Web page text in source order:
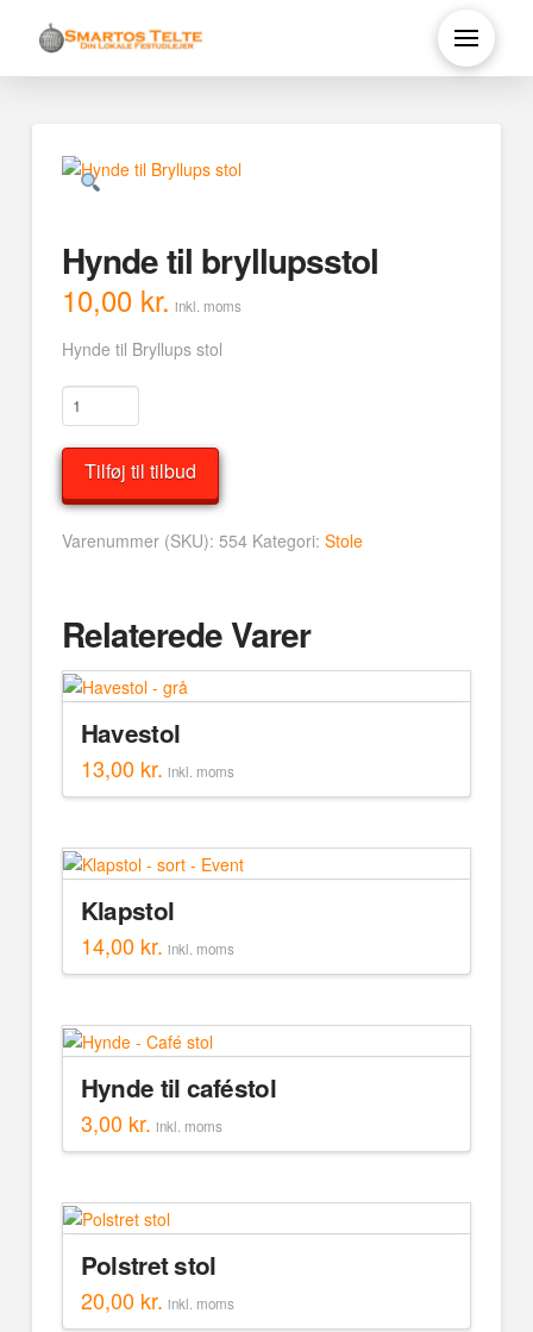
Hynde til bryllupsstol
10,00 kr. inkl. moms
Hynde til Bryllups stol
Hynde
til
bryllupsstol
antalTilføj til tilbud
Varenummer (SKU): 554 Kategori: Stole
Relaterede Varer
Havestol
13,00 kr. inkl. moms
Klapstol
14,00 kr. inkl. moms
Hynde til caféstol
3,00 kr. inkl. moms
Polstret stol
20,00 kr. inkl. moms